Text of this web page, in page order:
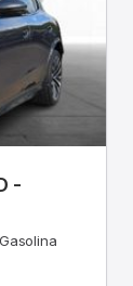
-
Gasolina